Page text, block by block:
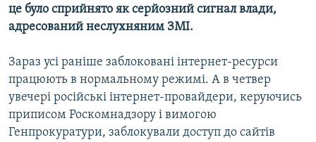
це було сприйнято як серйозний сигнал влади,
адресований неслухняним ЗМІ.
Зараз усі раніше заблоковані інтернет-ресурси
працюють в нормальному режимі. А в четвер
увечері російські інтернет-провайдери, керуючись
приписом Роскомнадзору і вимогою
Генпрокуратури, заблокували доступ до сайтів